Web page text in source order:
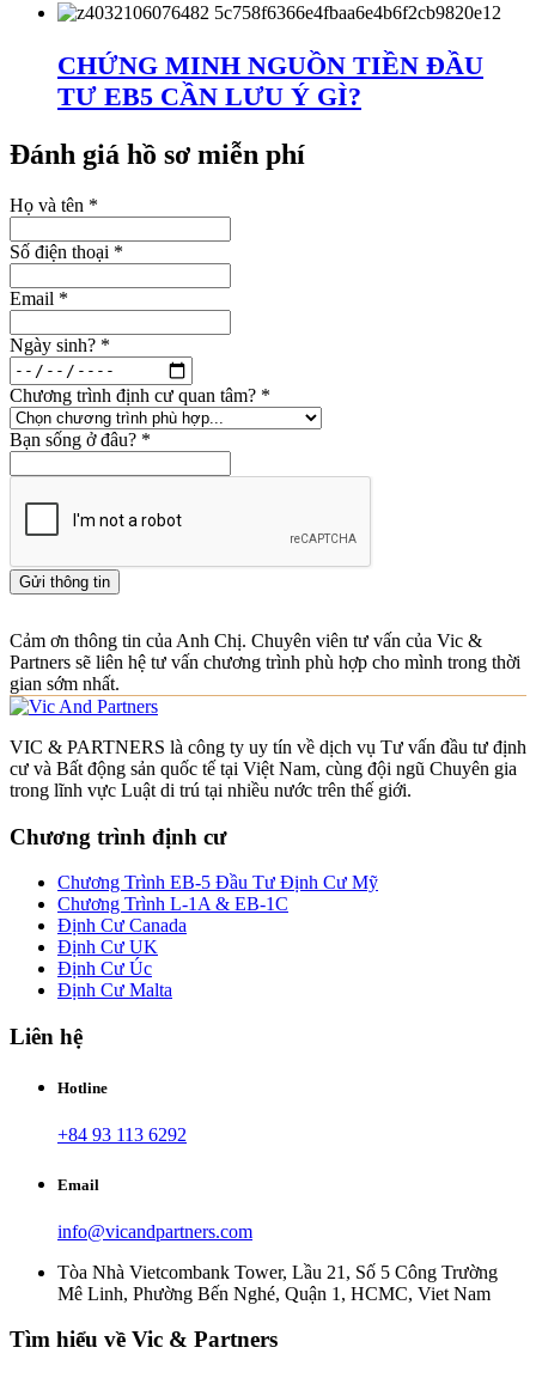
CHỨNG MINH NGUỒN TIỀN ĐẦU
TƯ EB5 CẦN LƯU Ý GÌ?
Đánh giá hồ sơ miễn phí
Họ và tên *
Số điện thoại *
Email *
Ngày sinh? *
Chương trình định cư quan tâm? *
Bạn sống ở đâu? *
Gửi thông tin
Cảm ơn thông tin của Anh Chị. Chuyên viên tư vấn của Vic &
Partners sẽ liên hệ tư vấn chương trình phù hợp cho mình trong thời
gian sớm nhất.
VIC & PARTNERS là công ty uy tín về dịch vụ Tư vấn đầu tư định
cư và Bất động sản quốc tế tại Việt Nam, cùng đội ngũ Chuyên gia
trong lĩnh vực Luật di trú tại nhiều nước trên thế giới.
Chương trình định cư
Chương Trình EB-5 Đầu Tư Định Cư Mỹ
Chương Trình L-1A & EB-1C
Định Cư Canada
Định Cư UK
Định Cư Úc
Định Cư Malta
Liên hệ
Hotline
+84 93 113 6292
Email
info@vicandpartners.com
Tòa Nhà Vietcombank Tower, Lầu 21, Số 5 Công Trường
Mê Linh, Phường Bến Nghé, Quận 1, HCMC, Viet Nam
Tìm hiểu về Vic & Partners